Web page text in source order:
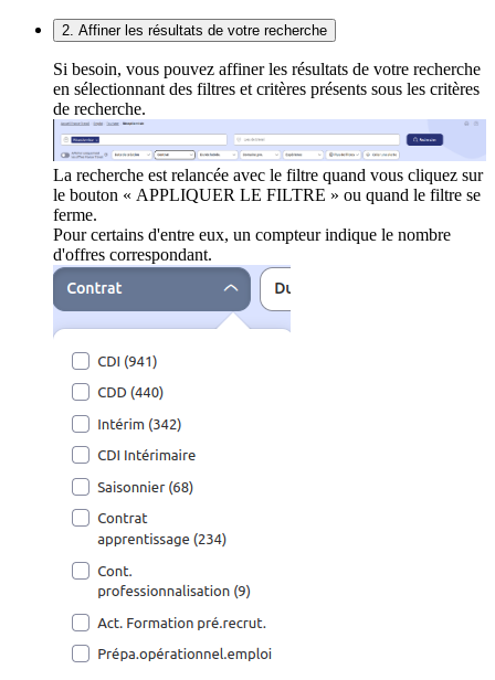
2. Affiner les résultats de votre recherche
Si besoin, vous pouvez affiner les résultats de votre recherche
en sélectionnant des filtres et critères présents sous les critères
de recherche.
La recherche est relancée avec le filtre quand vous cliquez sur
le bouton « APPLIQUER LE FILTRE » ou quand le filtre se
ferme.
Pour certains d'entre eux, un compteur indique le nombre
d'offres correspondant.